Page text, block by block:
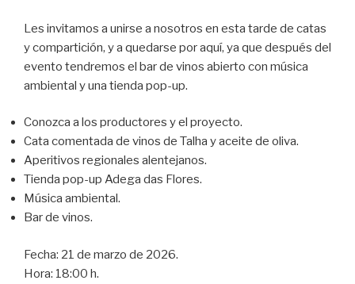
Les invitamos a unirse a nosotros en esta tarde de catas
y compartición, y a quedarse por aquí, ya que después del
evento tendremos el bar de vinos abierto con música
ambiental y una tienda pop-up.
Conozca a los productores y el proyecto.
Cata comentada de vinos de Talha y aceite de oliva.
Aperitivos regionales alentejanos.
Tienda pop-up Adega das Flores.
Música ambiental.
Bar de vinos.
Fecha: 21 de marzo de 2026.
Hora: 18:00 h.